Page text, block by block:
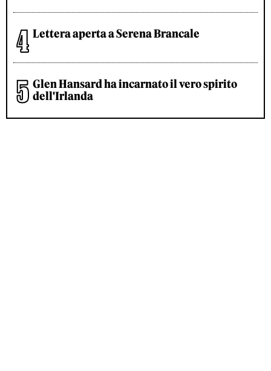
Lettera aperta a Serena Brancale
Glen Hansard ha incarnato il vero spirito
dell'Irlanda